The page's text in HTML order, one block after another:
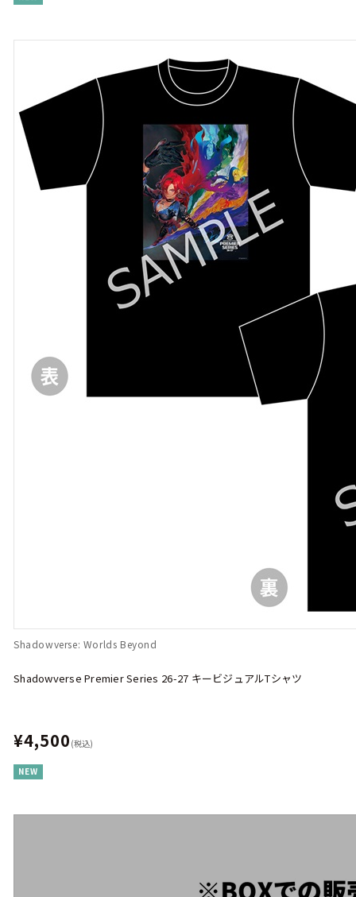
Shadowverse: Worlds Beyond
Shadowverse Premier Series 26-27 キービジュアルTシャツ
¥4,500 (税込)
NEW